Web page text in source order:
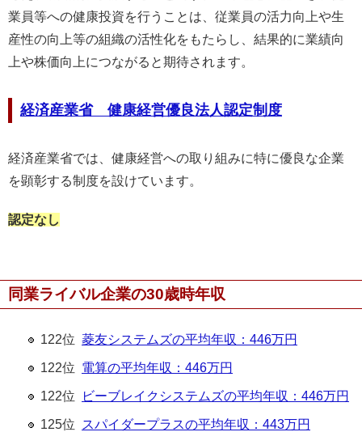
業員等への健康投資を行うことは、従業員の活力向上や生
産性の向上等の組織の活性化をもたらし、結果的に業績向
上や株価向上につながると期待されます。
経済産業省 健康経営優良法人認定制度
経済産業省では、健康経営への取り組みに特に優良な企業
を顕彰する制度を設けています。
認定なし
同業ライバル企業の30歳時年収
122位 菱友システムズの平均年収：446万円
122位 電算の平均年収：446万円
122位 ビーブレイクシステムズの平均年収：446万円
125位 スパイダープラスの平均年収：443万円